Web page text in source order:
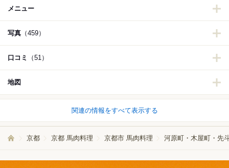
メニュー
写真 （459）
口コミ （51）
地図
関連の情報をすべて表示する
京都 京都 馬肉料理 京都市 馬肉料理 河原町・木屋町・先